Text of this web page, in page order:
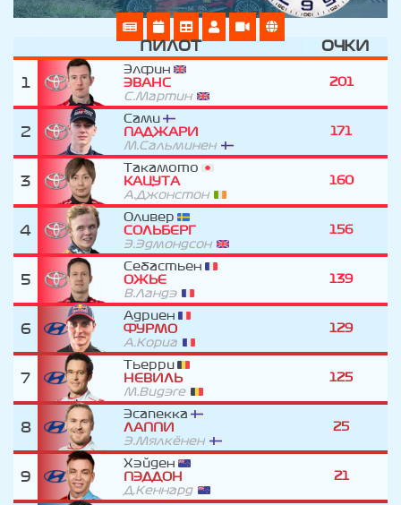
ПИЛОТ ОЧКИ
1
Элфин
ЭВАНС
С.Мартин
201
2
Сами
ПАДЖАРИ
М.Сальминен
171
3
Такамото
КАЦУТА
А.Джонстон
160
4
Оливер
СОЛЬБЕРГ
Э.Эдмондсон
156
5
Себастьен
ОЖЬЕ
В.Ландэ
139
6
Адриен
ФУРМО
А.Кориа
129
7
Тьерри
НЕВИЛЬ
М.Видэге
125
8
Эсапекка
ЛАППИ
Э.Мялкёнен
25
9
Хэйден
ПЭДДОН
Д.Кеннард
21